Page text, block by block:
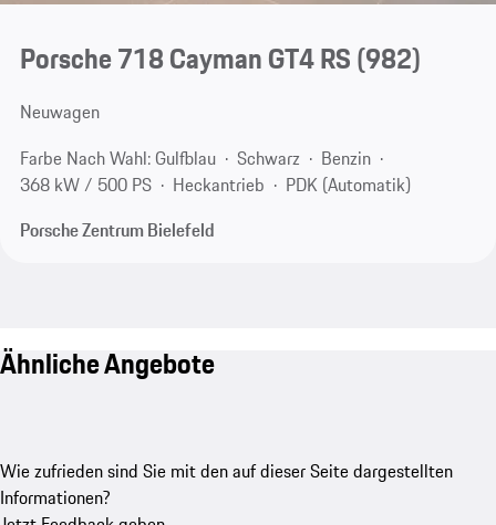
Porsche 718 Cayman GT4 RS(982)
Neuwagen
Farbe Nach Wahl: Gulfblau
Schwarz
Benzin
368 kW / 500 PS
Heckantrieb
PDK (Automatik)
Porsche Zentrum Bielefeld
Ähnliche Angebote
Wie zufrieden sind Sie mit den auf dieser Seite dargestellten
Informationen?